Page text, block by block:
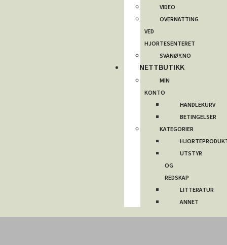
VIDEO
OVERNATTING
VED
HJORTESENTERET
SVANØY.NO
NETTBUTIKK
MIN
KONTO
HANDLEKURV
BETINGELSER
KATEGORIER
UTSTYR
OG
REDSKAP
LITTERATUR
ANNET